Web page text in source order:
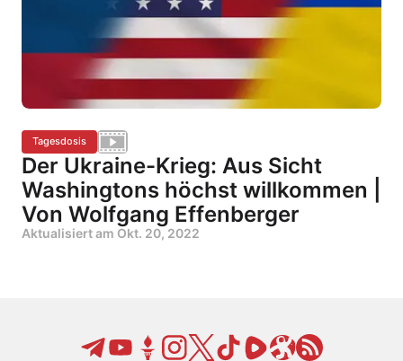
Tagesdosis
Der Ukraine-Krieg: Aus Sicht
Washingtons höchst willkommen |
Von Wolfgang Effenberger
Aktualisiert am Okt. 20, 2022